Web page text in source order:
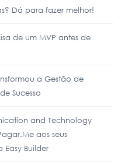
Dá para fazer melhor!
de um MVP antes de
a Gestão de
Sucesso
and Technology
aos seus
Builder